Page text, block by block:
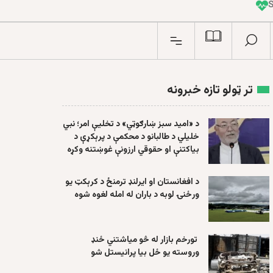
n
I
تر ټولو تازه خبرونه
د «امید سبز ښارګوټي» د تخلیې امر؛ نبي
خلیلي د طالبانو د محکمې د پرېکړې د
بیاکتنې او حقوقي ارزونې غوښتنه وکړه
د افغانستان او ایرلنډ ترمنځ د کرېکټ یو
ورځنۍ لوبه د باران له امله لغوه شوه
تورخم بازار له څو میاشتني ځنډ
وروسته یو ځل بیا پرانیستل شو